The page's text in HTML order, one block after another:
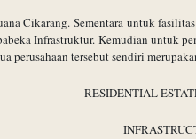
Cikarang. Sementara untuk
Infrastruktur. Kemudian untuk
perusahaan tersebut sendiri
RESIDENTIAL